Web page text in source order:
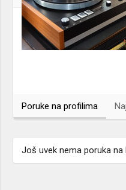
Poruke na profilima
Još uvek nema poruka